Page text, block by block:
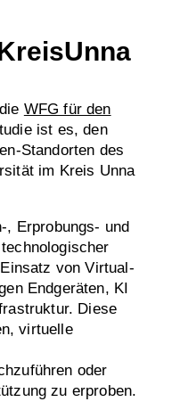
WFG für den
ist es, den
Standorten des
im Kreis Unna
, Erprobungs- und
von Virtual-
Endgeräten, KI
Diese
virtuelle
oder
zu erproben.